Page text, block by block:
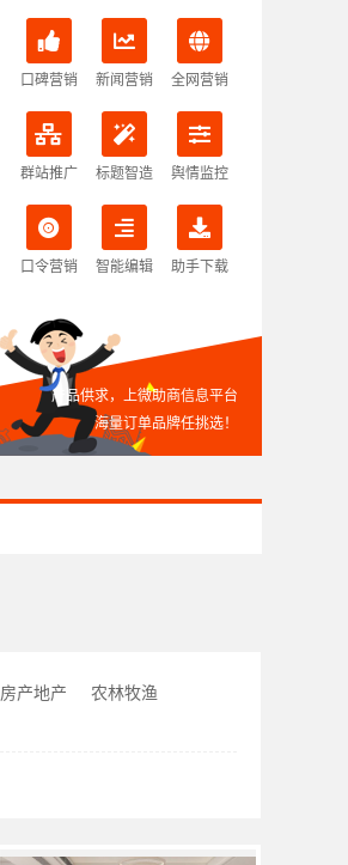
南京玻璃镜子加工厂 江苏 / 南京
中蓝建投（北京）建设有限公司四川第一分公司 四川 / 成都
口碑营销 新闻营销 全网营销
群站推广 标题智造 舆情监控
口令营销 智能编辑 助手下载
产品供求，上微助商信息平台
海量订单品牌任挑选！
房产地产
农林牧渔